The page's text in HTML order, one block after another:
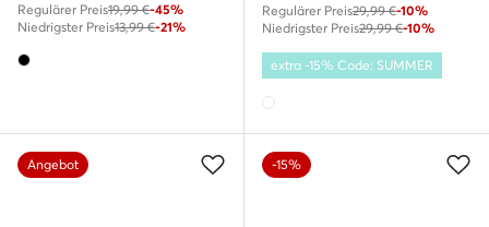
Regulärer Preis19,99 €-45%
Niedrigster Preis13,99 €-21%
Regulärer Preis29,99 €-10%
Niedrigster Preis29,99 €-10%
extra -15% Code: SUMMER
Angebot -15%